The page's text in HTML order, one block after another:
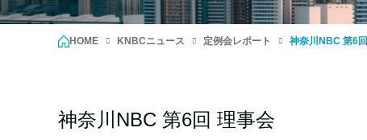
HOME KNBCニュース 定例会レポート 神奈川NBC 第6
神奈川NBC 第6回 理事会